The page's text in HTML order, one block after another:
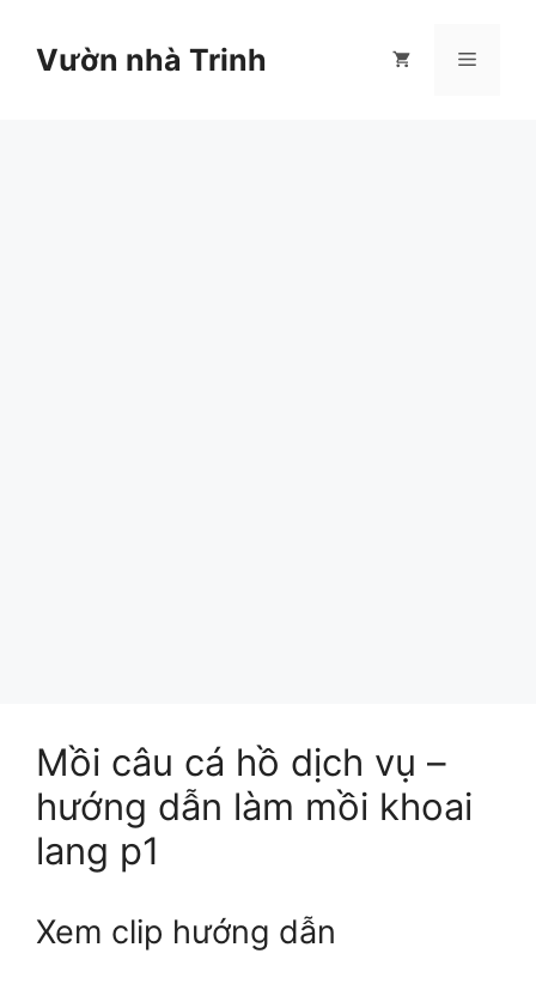
Vườn nhà Trinh Menu
Mồi câu cá hồ dịch vụ –
hướng dẫn làm mồi khoai
lang p1
Xem clip hướng dẫn